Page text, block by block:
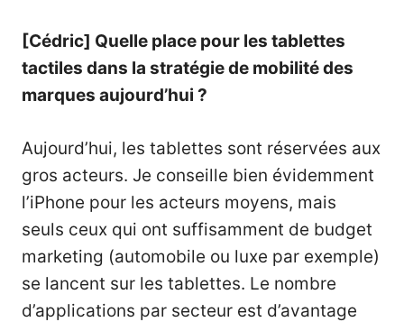
[Cédric] Quelle place pour les tablettes
tactiles dans la stratégie de mobilité des
marques aujourd’hui ?
Aujourd’hui, les tablettes sont réservées aux
gros acteurs. Je conseille bien évidemment
l’iPhone pour les acteurs moyens, mais
seuls ceux qui ont suffisamment de budget
marketing (automobile ou luxe par exemple)
se lancent sur les tablettes. Le nombre
d’applications par secteur est d’avantage